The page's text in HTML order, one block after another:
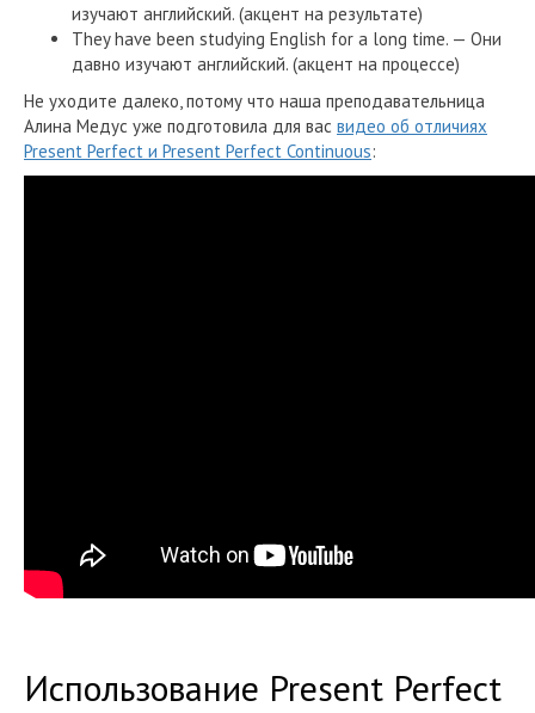
изучают английский. (акцент на результате)
They have been studying English for a long time. — Они
давно изучают английский. (акцент на процессе)
Не уходите далеко, потому что наша преподавательница
Алина Медус уже подготовила для вас видео об отличиях
Present Perfect и Present Perfect Continuous:
Использование Present Perfect